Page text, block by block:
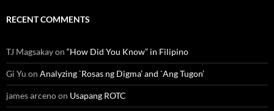
RECENT COMMENTS
TJ Magsakayon “How Did You Know” in Filipino
Gi Yu on Analyzing `Rosas ng Digma’ and `Ang Tugon’
james arcenoon Usapang ROTC